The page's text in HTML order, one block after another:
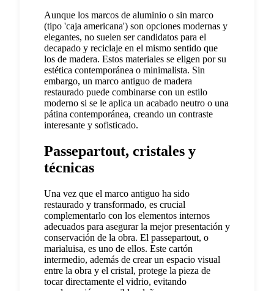
Aunque los marcos de aluminio o sin marco
(tipo 'caja americana') son opciones modernas y
elegantes, no suelen ser candidatos para el
decapado y reciclaje en el mismo sentido que
los de madera. Estos materiales se eligen por su
estética contemporánea o minimalista. Sin
embargo, un marco antiguo de madera
restaurado puede combinarse con un estilo
moderno si se le aplica un acabado neutro o una
pátina contemporánea, creando un contraste
interesante y sofisticado.
Passepartout, cristales y
técnicas
Una vez que el marco antiguo ha sido
restaurado y transformado, es crucial
complementarlo con los elementos internos
adecuados para asegurar la mejor presentación y
conservación de la obra. El passepartout, o
marialuisa, es uno de ellos. Este cartón
intermedio, además de crear un espacio visual
entre la obra y el cristal, protege la pieza de
tocar directamente el vidrio, evitando